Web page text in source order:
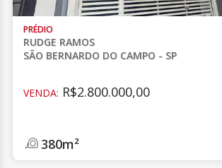
PRÉDIO
RUDGE RAMOS
SÃO BERNARDO DO CAMPO - SP
VENDA: R$2.800.000,00
380m²